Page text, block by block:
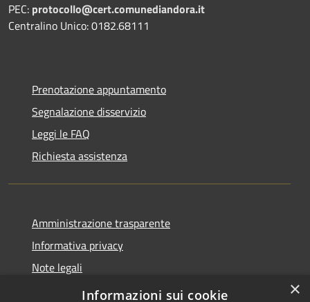
PEC: protocollo@cert.comunediandora.it
Centralino Unico: 0182.68111
Prenotazione appuntamento
Segnalazione disservizio
Leggi le FAQ
Richiesta assistenza
Amministrazione trasparente
Informativa privacy
Note legali
Dichiarazione di accessibilità
×
Informazioni sui cookie